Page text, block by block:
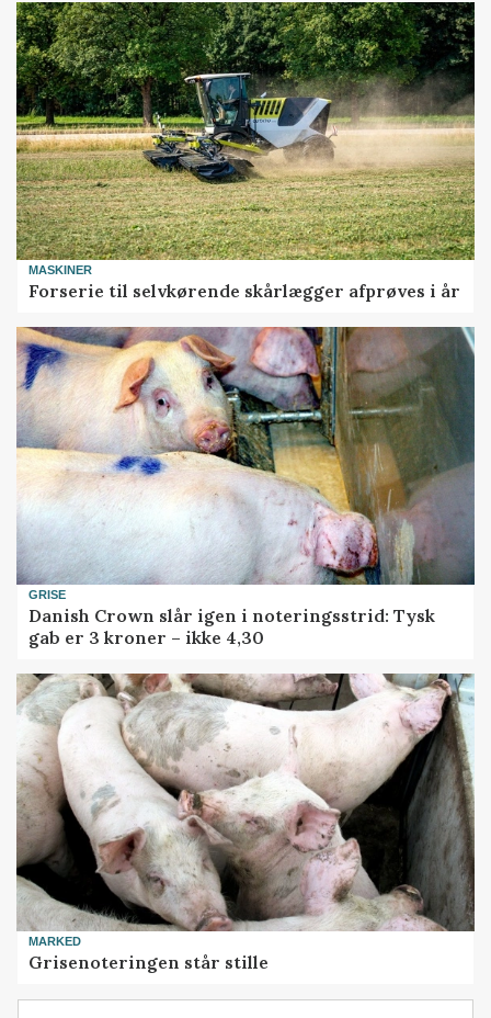
MASKINER
Forserie til selvkørende skårlægger afprøves i år
GRISE
Danish Crown slår igen i noteringsstrid: Tysk
gab er 3 kroner – ikke 4,30
MARKED
Grisenoteringen står stille